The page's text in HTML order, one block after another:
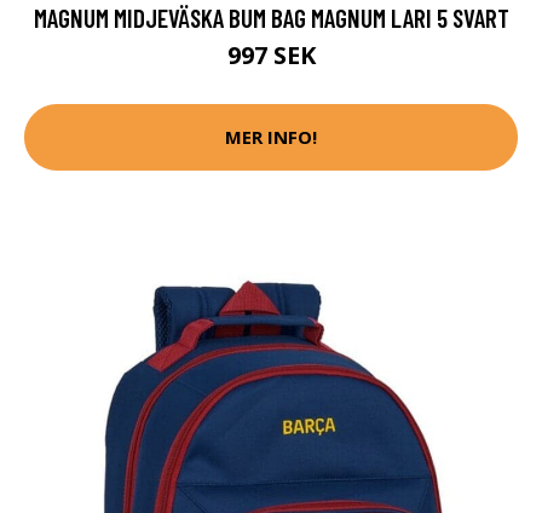
MAGNUM MIDJEVÄSKA BUM BAG MAGNUM LARI 5 SVART
997 SEK
MER INFO!